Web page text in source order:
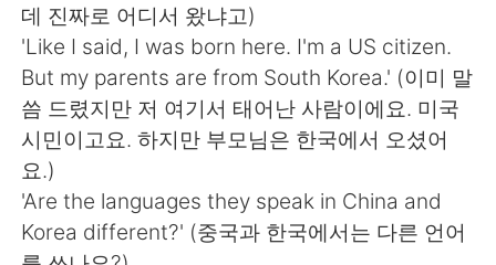
日本語 한국어
Русский ไทย
Indonesia Italiano
Türkçe Tiếng Việt
데 진짜로 어디서 왔냐고)
'Like I said, I was born here. I'm a US citizen.
But my parents are from South Korea.' (이미 말
씀 드렸지만 저 여기서 태어난 사람이에요. 미국
시민이고요. 하지만 부모님은 한국에서 오셨어
요.)
'Are the languages they speak in China and
Korea different?' (중국과 한국에서는 다른 언어